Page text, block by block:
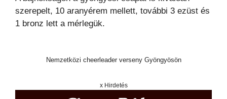
szerepelt, 10 aranyérem mellett, további 3 ezüst és
1 bronz lett a mérlegük.
Nemzetközi cheerleader verseny Gyöngyösön
x Hirdetés